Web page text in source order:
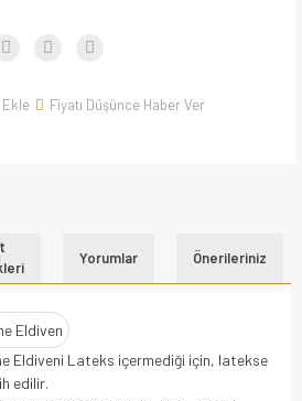
Fiyatı Düşünce Haber Ver
Yorumlar Önerileriniz
Eldiveni Lateks içermediği için, latekse
edilir.